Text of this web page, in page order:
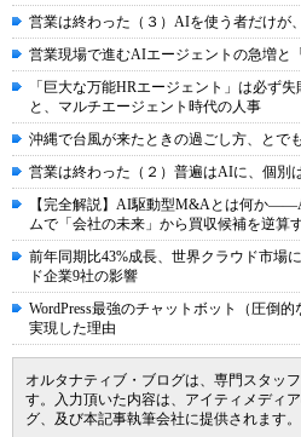
営業は終わった（３）AIを使う者だけが
営業現場で進むAIエージェントの急増と
「巨大な万能HRエージェント」は必ず
と、マルチエージェント時代の人事
沖縄で台風が来たときの過ごし方、とで
営業は終わった（２）普遍はAIに、個別
【完全解説】AI駆動型M&Aとは何か
ムで「会社の未来」から買収候補を逆算
前年同期比43%成長、世界クラウド市場
ド企業9社の影響
WordPress最強のチャットボット（圧倒
実現した理由
オルタナティブ・ブログは、専門スタッ
す。入力頂いた内容は、アイティメディ
グ、及び本記事執筆会社に提供されます。